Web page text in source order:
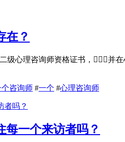
在？
心理咨询师资格证书，并
个咨询师 #一个 #心理咨询师
每一个来访者吗？